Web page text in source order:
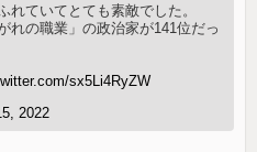
れていてとても素敵でした。
れの職業」の政治家が141位だっ
sx5Li4RyZW
2022